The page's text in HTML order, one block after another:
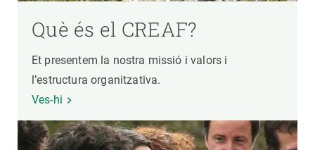
Què és el CREAF?
Et presentem la nostra missió i valors i
l’estructura organitzativa.
Ves-hi